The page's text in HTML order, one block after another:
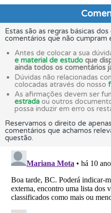
Estas são as regras básicas
comentários que não cumpram
Antes de colocar a sua
e material de estudo que
ainda todos os comentários
Dúvidas não relacionadas
colocadas através do nosso
As afirmações devem ser
estrada ou outros
possa induzir em erro os
Reservamos o direito de
comentários que achamos
questão.